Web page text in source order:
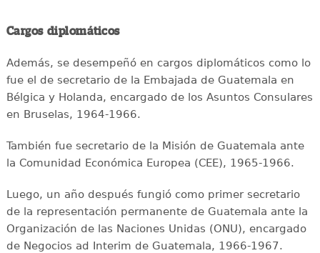
Cargos diplomáticos
Además, se desempeñó en cargos diplomáticos como lo
fue el de secretario de la Embajada de Guatemala en
Bélgica y Holanda, encargado de los Asuntos Consulares
en Bruselas, 1964-1966.
También fue secretario de la Misión de Guatemala ante
la Comunidad Económica Europea (CEE), 1965-1966.
Luego, un año después fungió como primer secretario
de la representación permanente de Guatemala ante la
Organización de las Naciones Unidas (ONU), encargado
de Negocios ad Interim de Guatemala, 1966-1967.